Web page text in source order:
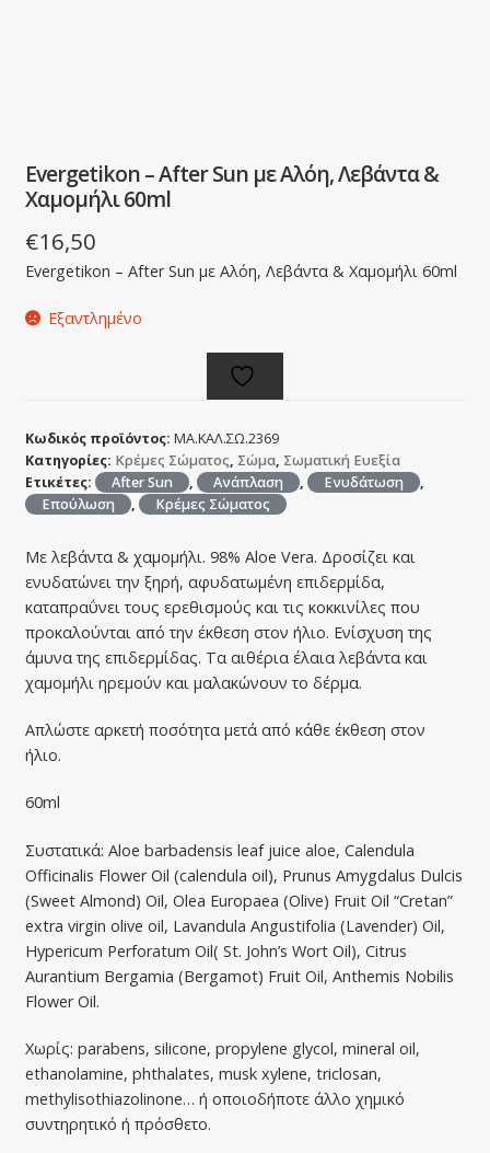
Evergetikon – After Sun με Αλόη, Λεβάντα &
Χαμομήλι 60ml
€16,50
Evergetikon – After Sun με Αλόη, Λεβάντα & Χαμομήλι 60ml
Εξαντλημένο
Κωδικός προϊόντος: ΜΑ.ΚΑΛ.ΣΩ.2369
Κατηγορίες: Κρέμες Σώματος, Σώμα, Σωματική Ευεξία
Ετικέτες:
After Sun , Ανάπλαση , Ενυδάτωση
,
Επούλωση
, Κρέμες Σώματος
Με λεβάντα & χαμομήλι. 98% Aloe Vera. Δροσίζει και
ενυδατώνει την ξηρή, αφυδατωμένη επιδερμίδα,
καταπραΰνει τους ερεθισμούς και τις κοκκινίλες που
προκαλούνται από την έκθεση στον ήλιο. Ενίσχυση της
άμυνα της επιδερμίδας. Τα αιθέρια έλαια λεβάντα και
χαμομήλι ηρεμούν και μαλακώνουν το δέρμα.
Απλώστε αρκετή ποσότητα μετά από κάθε έκθεση στον
ήλιο.
60ml
Συστατικά: Aloe barbadensis leaf juice aloe, Calendula
Officinalis Flower Oil (calendula οil), Prunus Amygdalus Dulcis
(Sweet Almond) Oil, Olea Europaea (Olive) Fruit Oil “Cretan”
extra virgin olive oil, Lavandula Angustifolia (Lavender) Oil,
Hypericum Perforatum Oil( St. John’s Wort Oil), Citrus
Aurantium Bergamia (Bergamot) Fruit Oil, Anthemis Nobilis
Flower Oil.
Χωρίς: parabens, silicone, propylene glycol, mineral oil,
ethanolamine, phthalates, musk xylene, triclosan,
methylisothiazolinone… ή οποιοδήποτε άλλο χημικό
συντηρητικό ή πρόσθετο.